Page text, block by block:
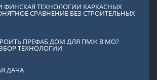
ФИНСКАЯ ТЕХНОЛОГИИ КАРКАСНЫХ
СРАВНЕНИЕ БЕЗ СТРОИТЕЛЬНЫХ
ПРЕФАБ ДОМ ДЛЯ ПМЖ В МО?
ТЕХНОЛОГИИ
ДАЧА